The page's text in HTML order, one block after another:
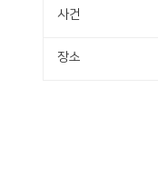
사건
장소